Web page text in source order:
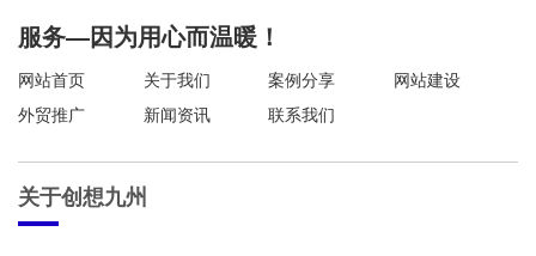
服务—因为用心而温暖！
网站首页 关于我们 案例分享
网站建设
外贸推广
新闻资讯 联系我们
关于创想九州